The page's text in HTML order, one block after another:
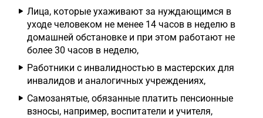
Лица, которые ухаживают за нуждающимся в
уходе человеком не менее 14 часов в неделю в
домашней обстановке и при этом работают не
более 30 часов в неделю,
Работники с инвалидностью в мастерских для
инвалидов и аналогичных учреждениях,
Самозанятые, обязанные платить пенсионные
взносы, например, воспитатели и учителя,